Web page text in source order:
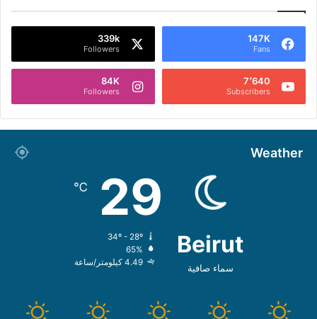
147K
Fans
339k
Followers
7٬640
Subscribers
84K
Followers
Weather
Beirut
سماء صافية
29
℃
65%
4.49 كيلومتر/ساعة